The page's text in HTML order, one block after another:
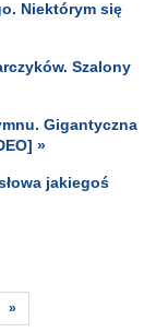
Niektórym się
Szalony
Gigantyczna
»
jakiegoś
»